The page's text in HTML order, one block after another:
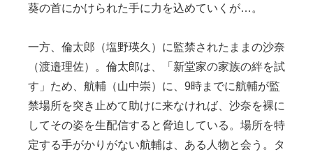
葵の首にかけられた手に力を込めていくが…。
一方、倫太郎（塩野瑛久）に監禁されたままの沙奈
（渡邉理佐）。倫太郎は、「新堂家の家族の絆を試
す」ため、航輔（山中崇）に、9時までに航輔が監
禁場所を突き止めて助けに来なければ、沙奈を裸に
してその姿を生配信すると脅迫している。場所を特
定する手がかりがない航輔は、ある人物と会う。タ